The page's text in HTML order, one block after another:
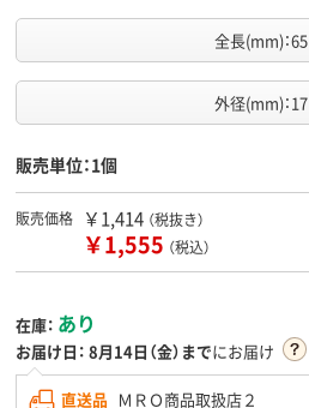
全長(mm)：65
外径(mm)：17
販売単位：1個
販売価格 ￥1,414 （税抜き）
￥1,555 （税込）
在庫： あり
お届け日： 8月14日（金）までにお届け
直送品 ＭＲＯ商品取扱店２